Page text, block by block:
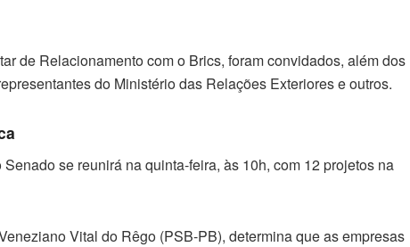
de Relacionamento com o Brics, foram convidados, além dos
do Ministério das Relações Exteriores e outros.
se reunirá na quinta-feira, às 10h, com 12 projetos na
Vital do Rêgo (PSB-PB), determina que as empresas